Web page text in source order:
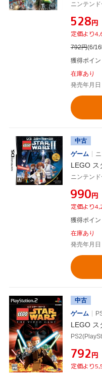
ニンテン
¥528円
定価より
792円(6/
獲得ポイ
在庫あり
発売年月
中古
ゲーム
LEGO ス
ニンテン
¥990円
定価より
獲得ポイ
在庫あり
発売年月
中古
ゲーム
LEGO ス
¥792円
定価より